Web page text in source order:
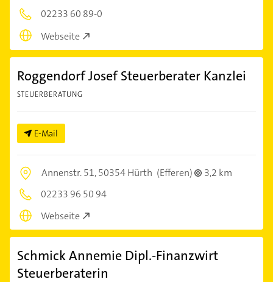
02233 60 89-0
Webseite
Roggendorf Josef Steuerberater Kanzlei
STEUERBERATUNG
E-Mail
Annenstr. 51,50354 Hürth (Efferen)
3,2 km
02233 96 50 94
Webseite
Schmick Annemie Dipl.-Finanzwirt
Steuerberaterin